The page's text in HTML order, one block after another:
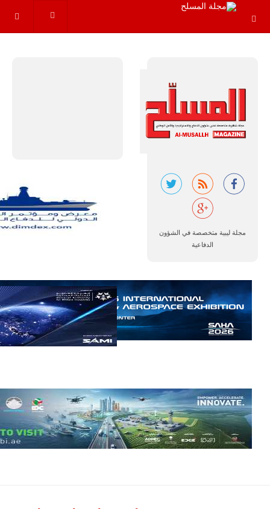
مجلة ليبية متخصصة في الشؤون
الدفاعية
تتصدر العالم
في الطلب
المتوقع على
للصناعات الجوية
أن تصبح القارة
الأفريقية أكبر
سوق عالمي
لطائرة الهجوم
الخفيف
والتدريب
توقعات بتوريد
نحو 150…
للمزيد